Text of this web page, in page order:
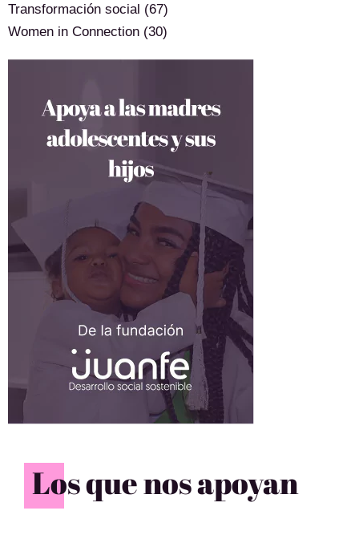
Transformación social (67)
Women in Connection (30)
Los que nos apoyan